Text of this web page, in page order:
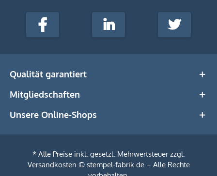
stempel-
Media
Facebook LinkedIn Twitter
Qualität garantiert
Mitgliedschaften
Unsere Online-Shops
* Alle Preise inkl. gesetzl. Mehrwertsteuer zzgl.
Versandkosten © stempel-fabrik.de – Alle Rechte